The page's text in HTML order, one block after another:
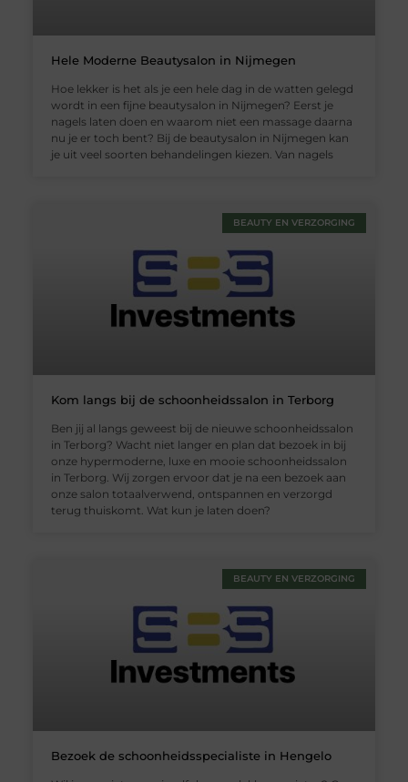
Hele Moderne Beautysalon in Nijmegen
Hoe lekker is het als je een hele dag in de watten gelegd
wordt in een fijne beautysalon in Nijmegen? Eerst je
nagels laten doen en waarom niet een massage daarna
nu je er toch bent? Bij de beautysalon in Nijmegen kan
je uit veel soorten behandelingen kiezen. Van nagels
BEAUTY EN VERZORGING
Kom langs bij de schoonheidssalon in Terborg
Ben jij al langs geweest bij de nieuwe schoonheidssalon
in Terborg? Wacht niet langer en plan dat bezoek in bij
onze hypermoderne, luxe en mooie schoonheidssalon
in Terborg. Wij zorgen ervoor dat je na een bezoek aan
onze salon totaalverwend, ontspannen en verzorgd
terug thuiskomt. Wat kun je laten doen?
BEAUTY EN VERZORGING
Bezoek de schoonheidsspecialiste in Hengelo